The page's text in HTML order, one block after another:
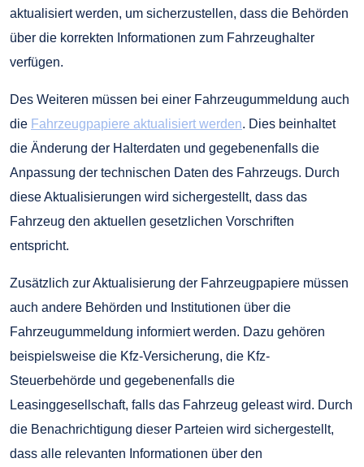
aktualisiert werden, um sicherzustellen, dass die Behörden
über die korrekten Informationen zum Fahrzeughalter
verfügen.
Des Weiteren müssen bei einer Fahrzeugummeldung auch
die Fahrzeugpapiere aktualisiert werden. Dies beinhaltet
die Änderung der Halterdaten und gegebenenfalls die
Anpassung der technischen Daten des Fahrzeugs. Durch
diese Aktualisierungen wird sichergestellt, dass das
Fahrzeug den aktuellen gesetzlichen Vorschriften
entspricht.
Zusätzlich zur Aktualisierung der Fahrzeugpapiere müssen
auch andere Behörden und Institutionen über die
Fahrzeugummeldung informiert werden. Dazu gehören
beispielsweise die Kfz-Versicherung, die Kfz-
Steuerbehörde und gegebenenfalls die
Leasinggesellschaft, falls das Fahrzeug geleast wird. Durch
die Benachrichtigung dieser Parteien wird sichergestellt,
dass alle relevanten Informationen über den